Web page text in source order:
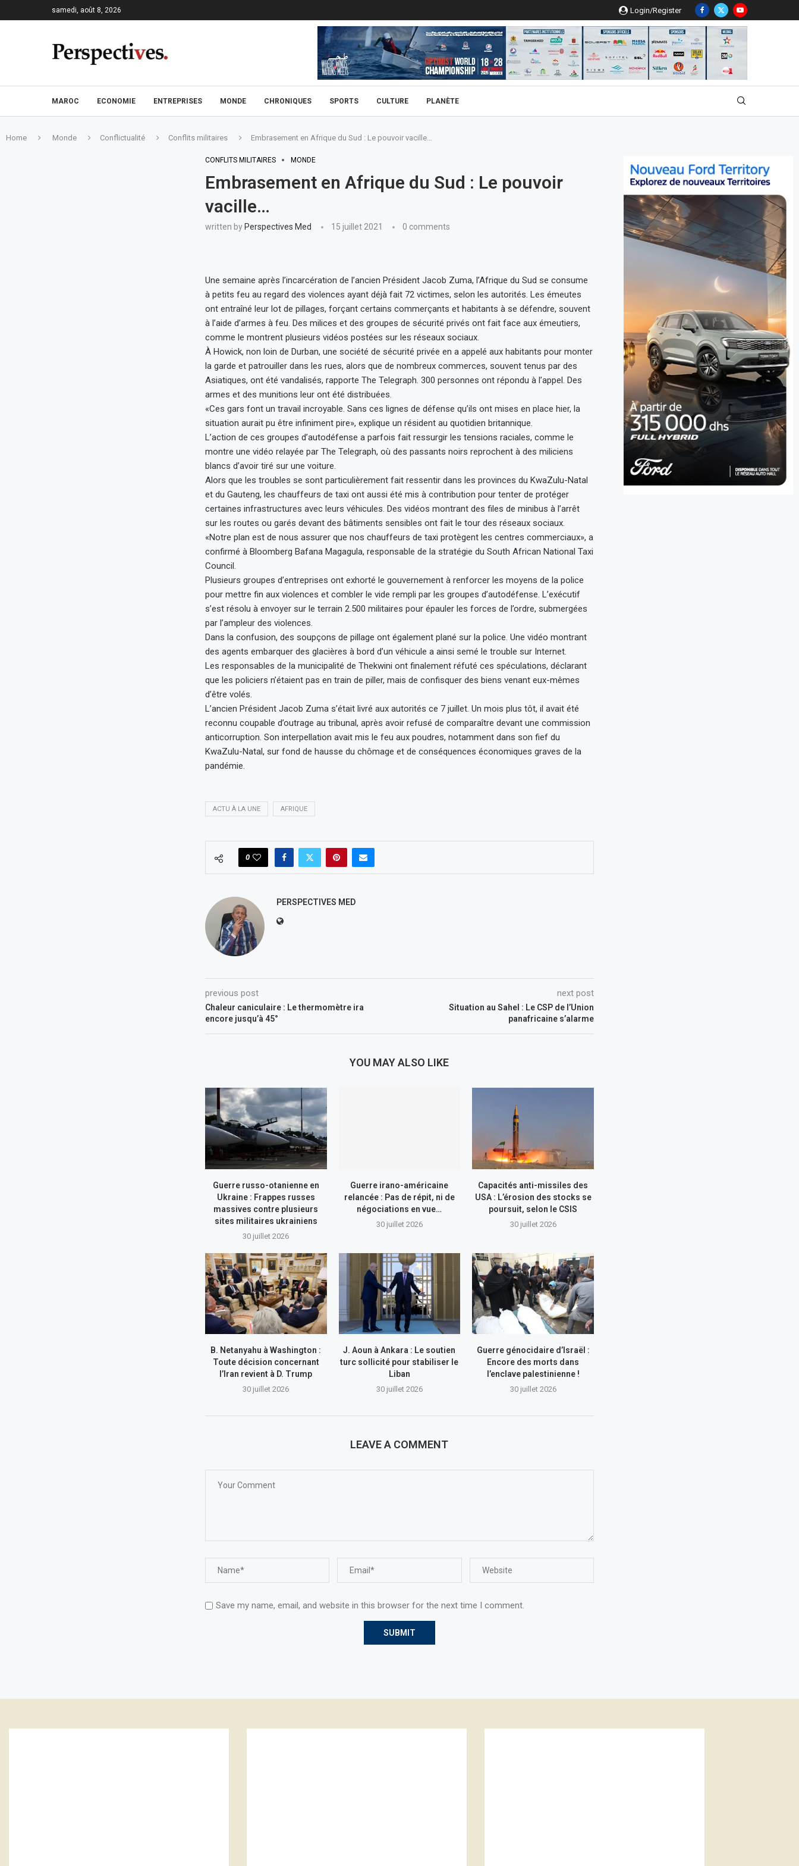
samedi, août 8, 2026 Login/Register
MAROC ECONOMIE ENTREPRISES MONDE CHRONIQUES SPORTS CULTURE PLANÈTE
Home Monde Conflictualité Conflits militaires Embrasement en Afrique du Sud : Le pouvoir vacille…
CONFLITS MILITAIRES MONDE
Embrasement en Afrique du Sud : Le pouvoir
vacille…
written by Perspectives Med 15 juillet 2021 0 comments
Une semaine après l’incarcération de l’ancien Président Jacob Zuma, l’Afrique du Sud se consume
à petits feu au regard des violences ayant déjà fait 72 victimes, selon les autorités. Les émeutes
ont entraîné leur lot de pillages, forçant certains commerçants et habitants à se défendre, souvent
à l’aide d’armes à feu. Des milices et des groupes de sécurité privés ont fait face aux émeutiers,
comme le montrent plusieurs vidéos postées sur les réseaux sociaux.
À Howick, non loin de Durban, une société de sécurité privée en a appelé aux habitants pour monter
la garde et patrouiller dans les rues, alors que de nombreux commerces, souvent tenus par des
Asiatiques, ont été vandalisés, rapporte The Telegraph. 300 personnes ont répondu à l’appel. Des
armes et des munitions leur ont été distribuées.
«Ces gars font un travail incroyable. Sans ces lignes de défense qu’ils ont mises en place hier, la
situation aurait pu être infiniment pire», explique un résident au quotidien britannique.
L’action de ces groupes d’autodéfense a parfois fait ressurgir les tensions raciales, comme le
montre une vidéo relayée par The Telegraph, où des passants noirs reprochent à des miliciens
blancs d’avoir tiré sur une voiture.
Alors que les troubles se sont particulièrement fait ressentir dans les provinces du KwaZulu-Natal
et du Gauteng, les chauffeurs de taxi ont aussi été mis à contribution pour tenter de protéger
certaines infrastructures avec leurs véhicules. Des vidéos montrant des files de minibus à l’arrêt
sur les routes ou garés devant des bâtiments sensibles ont fait le tour des réseaux sociaux.
«Notre plan est de nous assurer que nos chauffeurs de taxi protègent les centres commerciaux», a
confirmé à Bloomberg Bafana Magagula, responsable de la stratégie du South African National Taxi
Council.
Plusieurs groupes d’entreprises ont exhorté le gouvernement à renforcer les moyens de la police
pour mettre fin aux violences et combler le vide rempli par les groupes d’autodéfense. L’exécutif
s’est résolu à envoyer sur le terrain 2.500 militaires pour épauler les forces de l’ordre, submergées
par l’ampleur des violences.
Dans la confusion, des soupçons de pillage ont également plané sur la police. Une vidéo montrant
des agents embarquer des glacières à bord d’un véhicule a ainsi semé le trouble sur Internet.
Les responsables de la municipalité de Thekwini ont finalement réfuté ces spéculations, déclarant
que les policiers n’étaient pas en train de piller, mais de confisquer des biens venant eux-mêmes
d’être volés.
L’ancien Président Jacob Zuma s’était livré aux autorités ce 7 juillet. Un mois plus tôt, il avait été
reconnu coupable d’outrage au tribunal, après avoir refusé de comparaître devant une commission
anticorruption. Son interpellation avait mis le feu aux poudres, notamment dans son fief du
KwaZulu-Natal, sur fond de hausse du chômage et de conséquences économiques graves de la
pandémie.
ACTU À LA UNE AFRIQUE
0
PERSPECTIVES MED
previous post
Chaleur caniculaire : Le thermomètre ira
encore jusqu’à 45°
next post
Situation au Sahel : Le CSP de l’Union
panafricaine s’alarme
YOU MAY ALSO LIKE
Guerre russo-otanienne en
Ukraine : Frappes russes
massives contre plusieurs
sites militaires ukrainiens
30 juillet 2026
Guerre irano-américaine
relancée : Pas de répit, ni de
négociations en vue…
30 juillet 2026
Capacités anti-missiles des
USA : L’érosion des stocks se
poursuit, selon le CSIS
30 juillet 2026
B. Netanyahu à Washington :
Toute décision concernant
l’Iran revient à D. Trump
30 juillet 2026
J. Aoun à Ankara : Le soutien
turc sollicité pour stabiliser le
Liban
30 juillet 2026
Guerre génocidaire d’Israël :
Encore des morts dans
l’enclave palestinienne !
30 juillet 2026
LEAVE A COMMENT
Save my name, email, and website in this browser for the next time I comment.